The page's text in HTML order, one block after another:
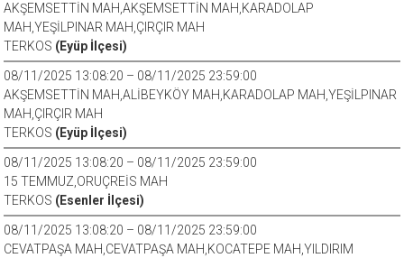
AKŞEMSETTİN MAH,AKŞEMSETTİN MAH,KARADOLAP
MAH,YEŞİLPINAR MAH,ÇIRÇIR MAH
TERKOS (Eyüp İlçesi)
08/11/2025 13:08:20 – 08/11/2025 23:59:00
AKŞEMSETTİN MAH,ALİBEYKÖY MAH,KARADOLAP MAH,YEŞİLPINAR
MAH,ÇIRÇIR MAH
TERKOS (Eyüp İlçesi)
08/11/2025 13:08:20 – 08/11/2025 23:59:00
15 TEMMUZ,ORUÇREİS MAH
TERKOS (Esenler İlçesi)
08/11/2025 13:08:20 – 08/11/2025 23:59:00
CEVATPAŞA MAH,CEVATPAŞA MAH,KOCATEPE MAH,YILDIRIM